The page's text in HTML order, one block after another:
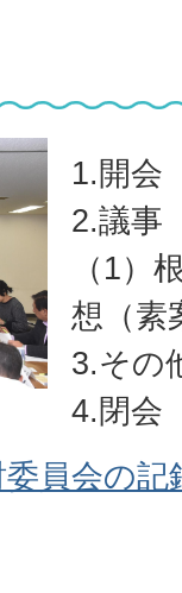
1.開会
2.議事
（1）
想（素
3.その
4.閉会
員会の